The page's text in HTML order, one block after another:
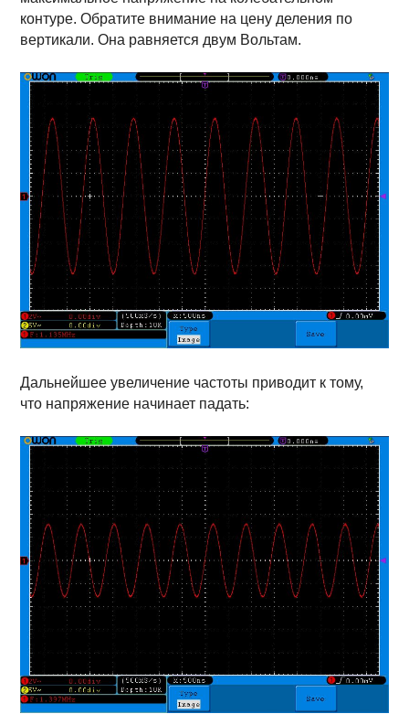
контуре. Обратите внимание на цену деления по
вертикали. Она равняется двум Вольтам.
Дальнейшее увеличение частоты приводит к тому,
что напряжение начинает падать: